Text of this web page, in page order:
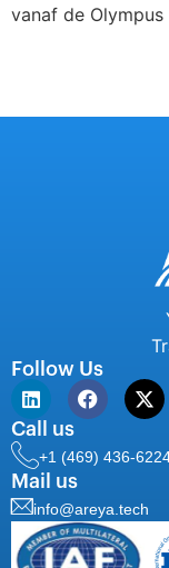
vanaf de Olympus
Follow Us
Call us
+1 (469) 436-
Mail us
info@areya.tech